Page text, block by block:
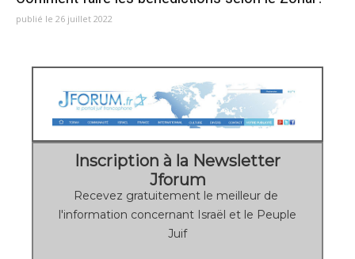
publié le 26 juillet 2022
Inscription à la Newsletter
Jforum
Recevez gratuitement le meilleur de
l'information concernant Israël et le Peuple
Juif